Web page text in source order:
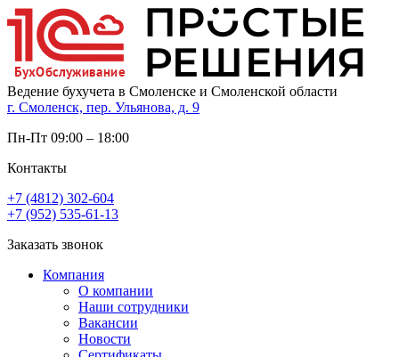
Ведение бухучета в Смоленске и Смоленской области
г. Смоленск, пер. Ульянова, д. 9
Пн-Пт 09:00 – 18:00
Контакты
+7 (4812) 302-604
+7 (952) 535-61-13
Заказать звонок
Компания
О компании
Наши сотрудники
Вакансии
Новости